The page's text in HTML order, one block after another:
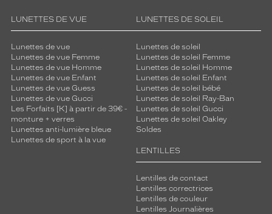
LUNETTES DE VUE
Lunettes de vue
Lunettes de vue Femme
Lunettes de vue Homme
Lunettes de vue Enfant
Lunettes de vue Guess
Lunettes de vue Gucci
Les Forfaits [K] à partir de 39€ -
monture + verres
Lunettes anti-lumière bleue
Lunettes de sport à la vue
LUNETTES DE SOLEIL
Lunettes de soleil
Lunettes de soleil Femme
Lunettes de soleil Homme
Lunettes de soleil Enfant
Lunettes de soleil bébé
Lunettes de soleil Ray-Ban
Lunettes de soleil Gucci
Lunettes de soleil Oakley
Soldes
LENTILLES
Lentilles de contact
Lentilles correctrices
Lentilles de couleur
Lentilles Journalières